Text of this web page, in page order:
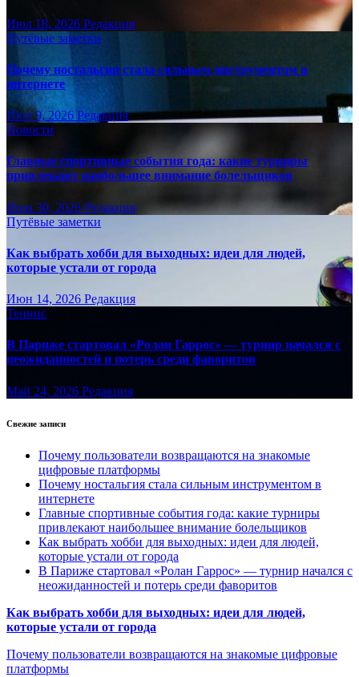
Июл 18, 2026 Редакция
Путёвые заметки
Почему ностальгия стала сильным инструментом в
интернете
Июл 9, 2026 Редакция
Новости
Главные спортивные события года: какие турниры
привлекают наибольшее внимание болельщиков
Июн 30, 2026 Редакция
Путёвые заметки
Как выбрать хобби для выходных: идеи для людей,
которые устали от города
Июн 14, 2026 Редакция
Теннис
В Париже стартовал «Ролан Гаррос» — турнир начался с
неожиданностей и потерь среди фаворитов
Май 24, 2026 Редакция
Свежие записи
Почему пользователи возвращаются на знакомые
цифровые платформы
Почему ностальгия стала сильным инструментом в
интернете
Главные спортивные события года: какие турниры
привлекают наибольшее внимание болельщиков
Как выбрать хобби для выходных: идеи для людей,
которые устали от города
В Париже стартовал «Ролан Гаррос» — турнир начался с
неожиданностей и потерь среди фаворитов
Как выбрать хобби для выходных: идеи для людей,
которые устали от города
Почему пользователи возвращаются на знакомые цифровые
платформы